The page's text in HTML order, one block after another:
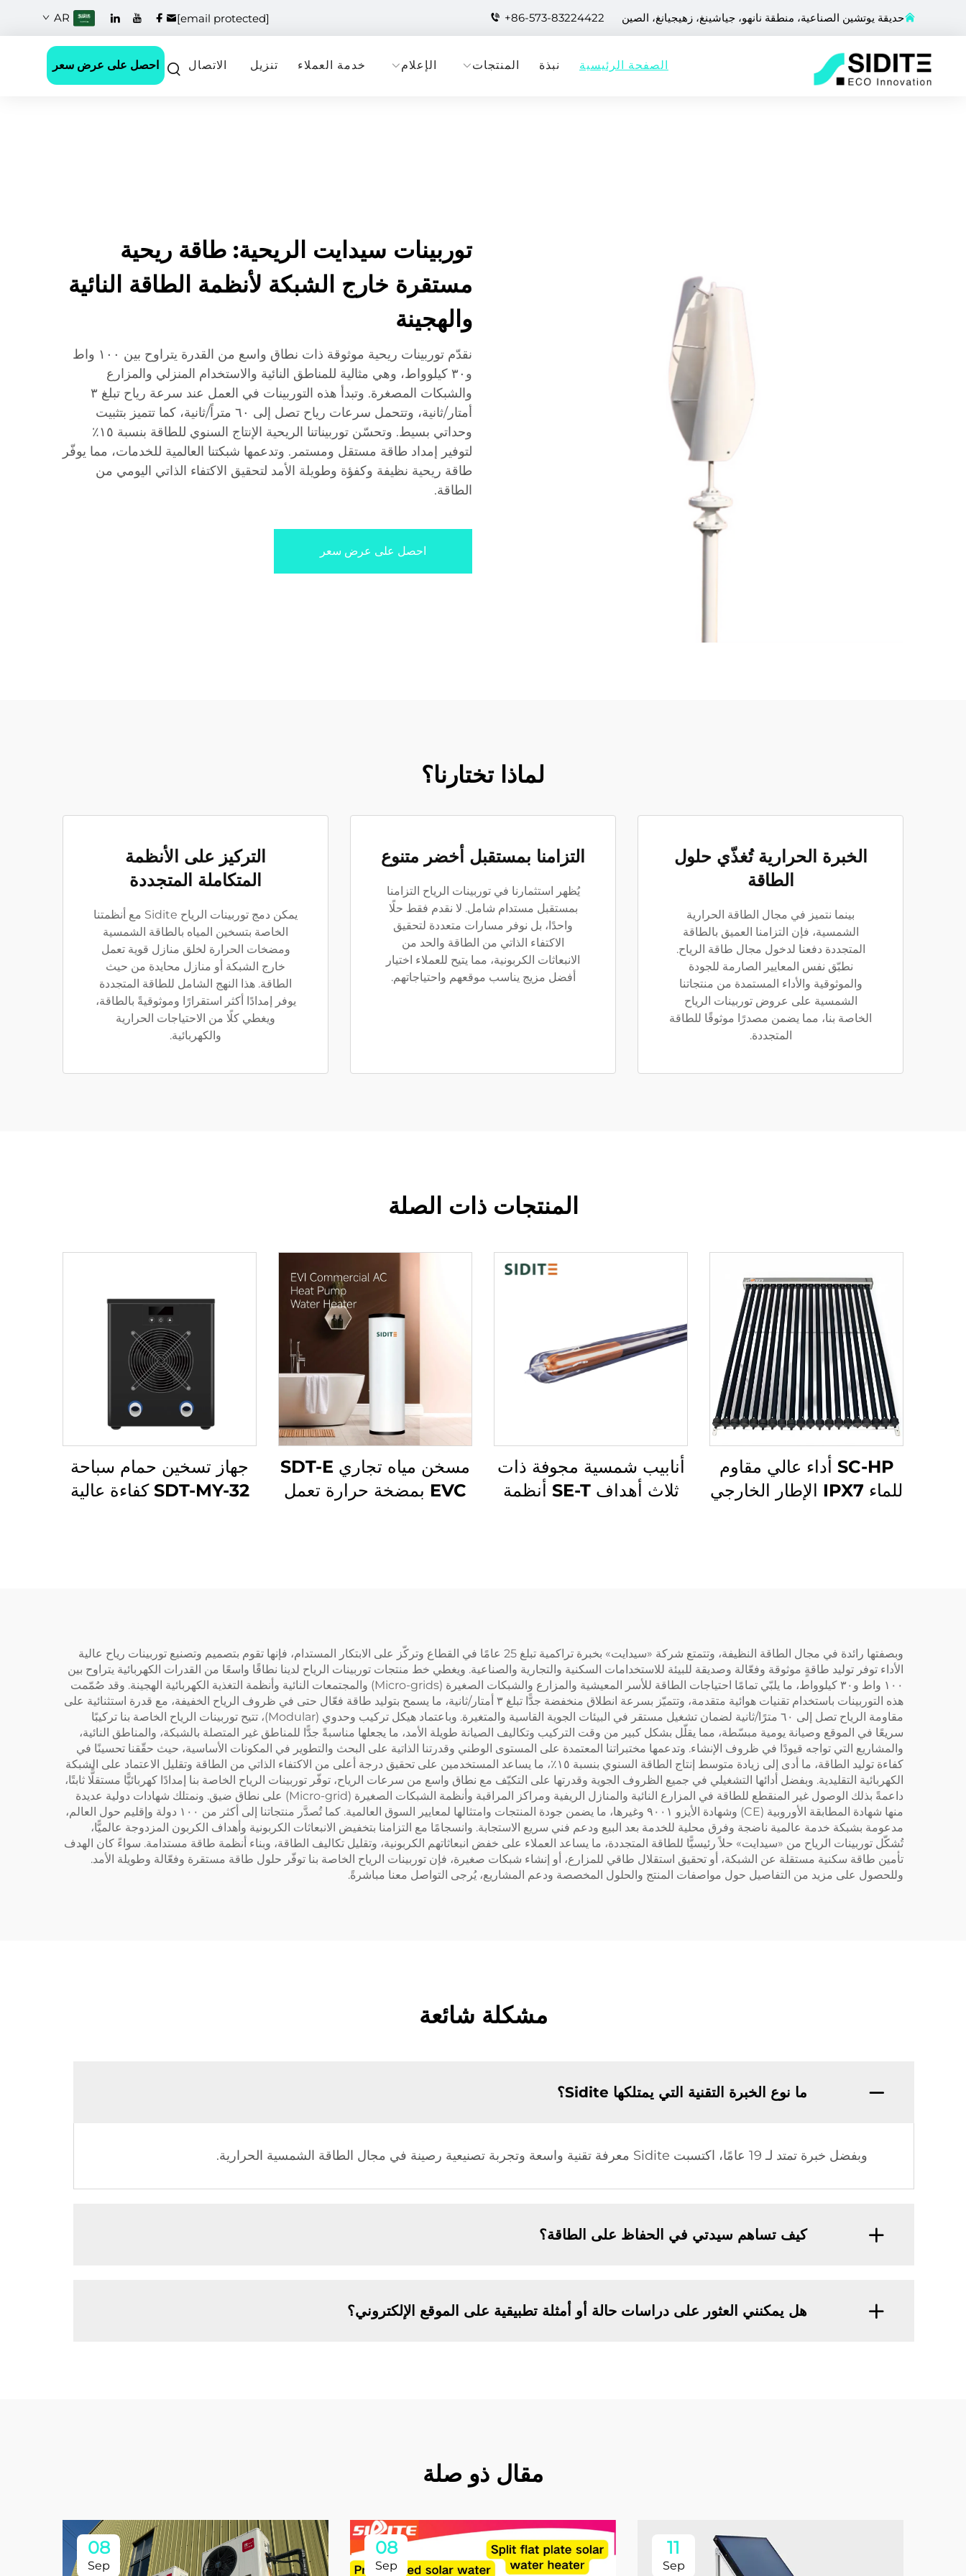
حديقة يوتشين الصناعية، منطقة نانهو، جياشينغ، زهيجيانغ، الصين +86-573-83224422
[email protected]
AR
الصفحة الرئيسية نبذة المنتجات الإعلام خدمة العملاء تنزيل الاتصال احصل على عرض سعر
توربينات سيدايت الريحية: طاقة ريحية
مستقرة خارج الشبكة لأنظمة الطاقة النائية
والهجينة
نقدّم توربينات ريحية موثوقة ذات نطاق واسع من القدرة يتراوح بين ١٠٠ واط
و٣٠ كيلوواط، وهي مثالية للمناطق النائية والاستخدام المنزلي والمزارع
والشبكات المصغرة. وتبدأ هذه التوربينات في العمل عند سرعة رياح تبلغ ٣
أمتار/ثانية، وتتحمل سرعات رياح تصل إلى ٦٠ متراً/ثانية، كما تتميز بتثبيت
وحداتي بسيط. وتحسّن توربيناتنا الريحية الإنتاج السنوي للطاقة بنسبة ١٥٪
لتوفير إمداد طاقة مستقل ومستمر. وتدعمها شبكتنا العالمية للخدمات، مما يوفّر
طاقة ريحية نظيفة وكفؤة وطويلة الأمد لتحقيق الاكتفاء الذاتي اليومي من
الطاقة.
احصل على عرض سعر
لماذا تختارنا؟
الخبرة الحرارية تُغذّي حلول
الطاقة
بينما نتميز في مجال الطاقة الحرارية
الشمسية، فإن التزامنا العميق بالطاقة
المتجددة دفعنا لدخول مجال طاقة الرياح.
نطبّق نفس المعايير الصارمة للجودة
والموثوقية والأداء المستمدة من منتجاتنا
الشمسية على عروض توربينات الرياح
الخاصة بنا، مما يضمن مصدرًا موثوقًا للطاقة
المتجددة.
التزامنا بمستقبل أخضر متنوع
يُظهر استثمارنا في توربينات الرياح التزامنا
بمستقبل مستدام شامل. لا نقدم فقط حلًا
واحدًا، بل نوفر مسارات متعددة لتحقيق
الاكتفاء الذاتي من الطاقة والحد من
الانبعاثات الكربونية، مما يتيح للعملاء اختيار
أفضل مزيج يناسب موقعهم واحتياجاتهم.
التركيز على الأنظمة
المتكاملة المتجددة
يمكن دمج توربينات الرياح Sidite مع أنظمتنا
الخاصة بتسخين المياه بالطاقة الشمسية
ومضخات الحرارة لخلق منازل قوية تعمل
خارج الشبكة أو منازل محايدة من حيث
الطاقة. هذا النهج الشامل للطاقة المتجددة
يوفر إمدادًا أكثر استقرارًا وموثوقيةً بالطاقة،
ويغطي كلًا من الاحتياجات الحرارية
والكهربائية.
المنتجات ذات الصلة
SC-HP أداء عالي مقاوم
للماء IPX7 الإطار الخارجي
أنابيب شمسية مجوفة ذات
ثلاث أهداف SE-T أنظمة
مسخن مياه تجاري SDT-E
EVC بمضخة حرارة تعمل
جهاز تسخين حمام سباحة
SDT-MY-32 كفاءة عالية
وبصفتها رائدة في مجال الطاقة النظيفة، وتتمتع شركة «سيدايت» بخبرة تراكمية تبلغ 25 عامًا في القطاع وتركّز على الابتكار المستدام، فإنها تقوم بتصميم وتصنيع توربينات رياح عالية
الأداء توفر توليد طاقةٍ موثوقة وفعّالة وصديقة للبيئة للاستخدامات السكنية والتجارية والصناعية. ويغطي خط منتجات توربينات الرياح لدينا نطاقًا واسعًا من القدرات الكهربائية يتراوح بين
١٠٠ واط و٣٠ كيلوواط، ما يلبّي تمامًا احتياجات الطاقة للأسر المعيشية والمزارع والشبكات الصغيرة (Micro-grids) والمجتمعات النائية وأنظمة التغذية الكهربائية الهجينة. وقد صُمّمت
هذه التوربينات باستخدام تقنيات هوائية متقدمة، وتتميّز بسرعة انطلاق منخفضة جدًّا تبلغ ٣ أمتار/ثانية، ما يسمح بتوليد طاقة فعّال حتى في ظروف الرياح الخفيفة، مع قدرة استثنائية على
مقاومة الرياح تصل إلى ٦٠ مترًا/ثانية لضمان تشغيل مستقر في البيئات الجوية القاسية والمتغيرة. وباعتماد هيكل تركيب وحدوي (Modular)، تتيح توربينات الرياح الخاصة بنا تركيبًا
سريعًا في الموقع وصيانة يومية مبسّطة، مما يقلّل بشكل كبير من وقت التركيب وتكاليف الصيانة طويلة الأمد، ما يجعلها مناسبةً جدًّا للمناطق غير المتصلة بالشبكة، والمناطق النائية،
والمشاريع التي تواجه قيودًا في ظروف الإنشاء. وتدعمها مختبراتنا المعتمدة على المستوى الوطني وقدرتنا الذاتية على البحث والتطوير في المكونات الأساسية، حيث حقّقنا تحسينًا في
كفاءة توليد الطاقة، ما أدى إلى زيادة متوسط إنتاج الطاقة السنوي بنسبة ١٥٪، ما يساعد المستخدمين على تحقيق درجة أعلى من الاكتفاء الذاتي من الطاقة وتقليل الاعتماد على الشبكة
الكهربائية التقليدية. وبفضل أدائها التشغيلي في جميع الظروف الجوية وقدرتها على التكيّف مع نطاق واسع من سرعات الرياح، توفّر توربينات الرياح الخاصة بنا إمدادًا كهربائيًّا مستقلًّا ثابتًا،
داعمةً بذلك الوصول غير المنقطع للطاقة في المزارع النائية والمنازل الريفية ومراكز المراقبة وأنظمة الشبكات الصغيرة (Micro-grid) على نطاق ضيق. ونمتلك شهادات دولية عديدة
منها شهادة المطابقة الأوروبية (CE) وشهادة الأيزو ٩٠٠١ وغيرها، ما يضمن جودة المنتجات وامتثالها لمعايير السوق العالمية. كما تُصدَّر منتجاتنا إلى أكثر من ١٠٠ دولة وإقليم حول العالم،
مدعومة بشبكة خدمة عالمية ناضجة وفرق محلية للخدمة بعد البيع ودعم فني سريع الاستجابة. وانسجامًا مع التزامنا بتخفيض الانبعاثات الكربونية وأهداف الكربون المزدوجة عالميًّا،
تُشكّل توربينات الرياح من «سيدايت» حلاً رئيسيًّا للطاقة المتجددة، ما يساعد العملاء على خفض انبعاثاتهم الكربونية، وتقليل تكاليف الطاقة، وبناء أنظمة طاقة مستدامة. سواءً كان الهدف
تأمين طاقة سكنية مستقلة عن الشبكة، أو تحقيق استقلال طاقي للمزارع، أو إنشاء شبكات صغيرة، فإن توربينات الرياح الخاصة بنا توفّر حلول طاقة مستقرة وفعّالة وطويلة الأمد.
وللحصول على مزيد من التفاصيل حول مواصفات المنتج والحلول المخصصة ودعم المشاريع، يُرجى التواصل معنا مباشرةً.
مشكلة شائعة
ما نوع الخبرة التقنية التي يمتلكها Sidite؟
وبفضل خبرة تمتد لـ 19 عامًا، اكتسبت Sidite معرفة تقنية واسعة وتجربة تصنيعية رصينة في مجال الطاقة الشمسية الحرارية.
كيف تساهم سيدتي في الحفاظ على الطاقة؟
هل يمكنني العثور على دراسات حالة أو أمثلة تطبيقية على الموقع الإلكتروني؟
مقال ذو صلة
11
Sep
08
Sep
08
Sep